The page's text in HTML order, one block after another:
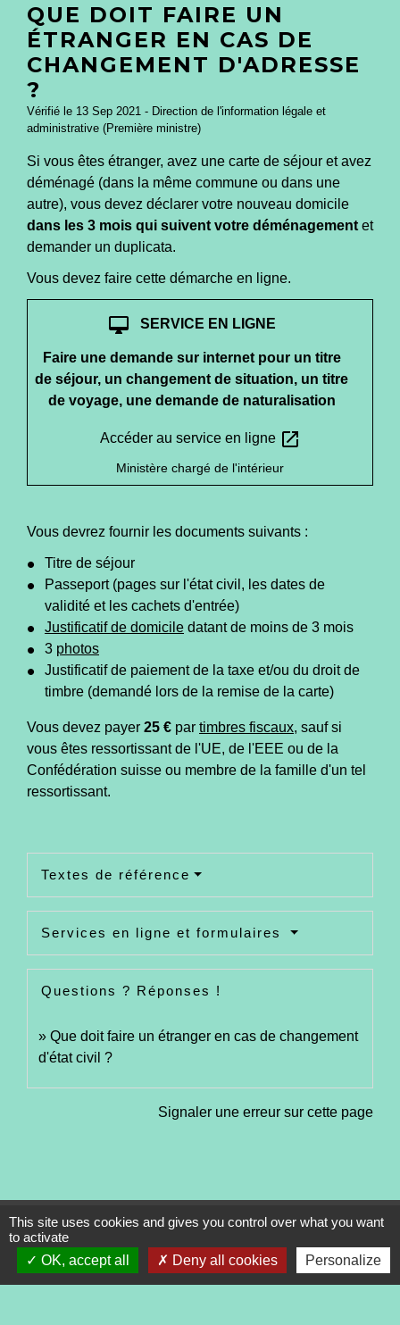
QUE DOIT FAIRE UN
ÉTRANGER EN CAS DE
CHANGEMENT D'ADRESSE
?
Vérifié le 13 Sep 2021 - Direction de l'information légale et
administrative (Première ministre)
Si vous êtes étranger, avez une carte de séjour et avez
déménagé (dans la même commune ou dans une
autre), vous devez déclarer votre nouveau domicile
dans les 3 mois qui suivent votre déménagement et
demander un duplicata.
Vous devez faire cette démarche en ligne.
desktop_mac SERVICE EN LIGNE
Faire une demande sur internet pour un titre
de séjour, un changement de situation, un titre
de voyage, une demande de naturalisation
Accéder au service en ligne open_in_new
Ministère chargé de l'intérieur
Vous devrez fournir les documents suivants :
Titre de séjour
Passeport (pages sur l'état civil, les dates de
validité et les cachets d'entrée)
Justificatif de domicile datant de moins de 3 mois
3 photos
Justificatif de paiement de la taxe et/ou du droit de
timbre (demandé lors de la remise de la carte)
Vous devez payer 25 € par timbres fiscaux, sauf si
vous êtes ressortissant de l'UE, de l'EEE ou de la
Confédération suisse ou membre de la famille d'un tel
ressortissant.
Textes de référence
Services en ligne et formulaires
Questions ? Réponses !
Que doit faire un étranger en cas de changement
d'état civil ?
Signaler une erreur sur cette page
Contacts
Commune de Tréveneuc
2 place du Bourg
22410 Tréveneuc - FRANCE
This site uses cookies and gives you control over what you want
to activate
OK, accept all
Deny all cookies Personalize